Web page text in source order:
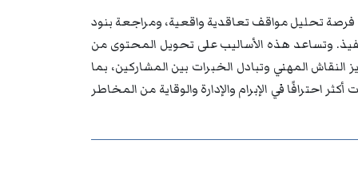
تحليل مواقف تعاقدية واقعية، ومراجعة بنود
وتساعد هذه الأساليب على تحويل المحتوى من
المهني وتبادل الخبرات بين المشاركين، بما
احترافًا في الإبرام والإدارة والوقاية من المخاطر